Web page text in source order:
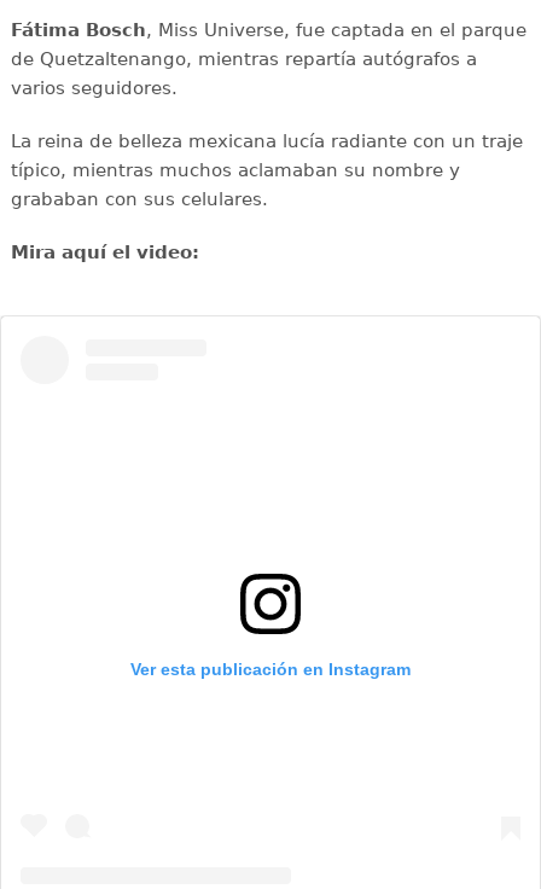
Fátima Bosch, Miss Universe, fue captada en el parque
de Quetzaltenango, mientras repartía autógrafos a
varios seguidores.
La reina de belleza mexicana lucía radiante con un traje
típico, mientras muchos aclamaban su nombre y
grababan con sus celulares.
Mira aquí el video:
Ver esta publicación en Instagram